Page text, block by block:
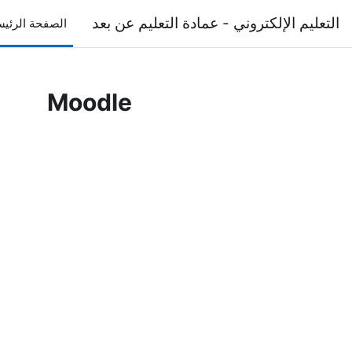
التعليم الإلكتروني - عمادة التعليم عن بعد الصفحة
Moodle